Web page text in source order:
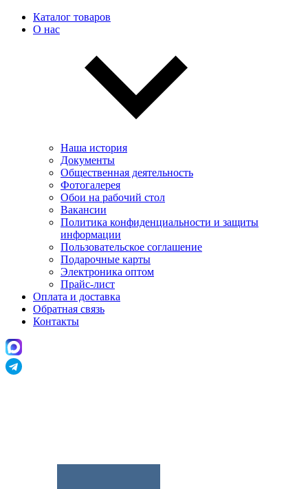
Каталог товаров
О нас
Наша история
Документы
Общественная деятельность
Фотогалерея
Обои на рабочий стол
Вакансии
Политика конфиденциальности и защиты
информации
Пользовательскоe соглашение
Подарочные карты
Электроника оптом
Прайс-лист
Оплата и доставка
Обратная связь
Контакты